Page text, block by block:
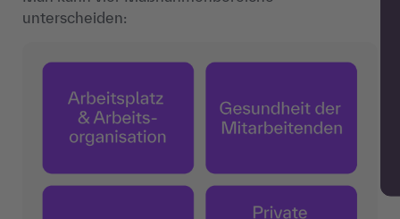
unterscheiden: